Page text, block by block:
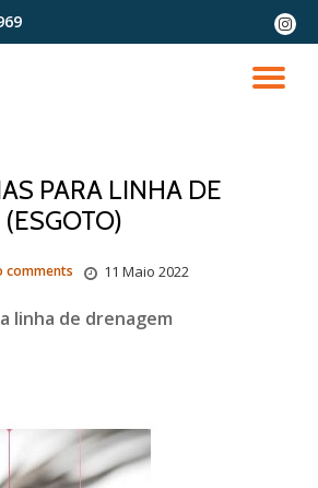
fa-
PARA LINHA DE
11 Maio 2022
comments
linha de drenagem